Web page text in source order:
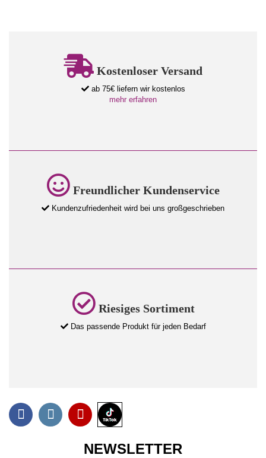
Kostenloser Versand
ab 75€ liefern wir kostenlos
mehr erfahren
Freundlicher Kundenservice
Kundenzufriedenheit wird bei uns großgeschrieben
Riesiges Sortiment
Das passende Produkt für jeden Bedarf
NEWSLETTER